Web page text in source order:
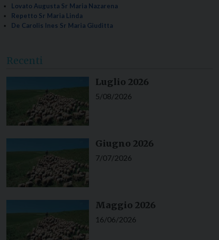
Lovato Augusta Sr Maria Nazarena
Repetto Sr Maria Linda
De Carolis Ines Sr Maria Giuditta
Recenti
Luglio 2026
5/08/2026
Giugno 2026
7/07/2026
Maggio 2026
16/06/2026